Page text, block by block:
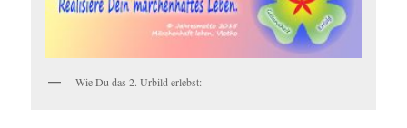
Wie Du das 2. Urbild erlebst: